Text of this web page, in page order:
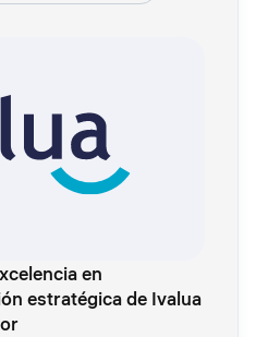
en
estratégica de Ivalua